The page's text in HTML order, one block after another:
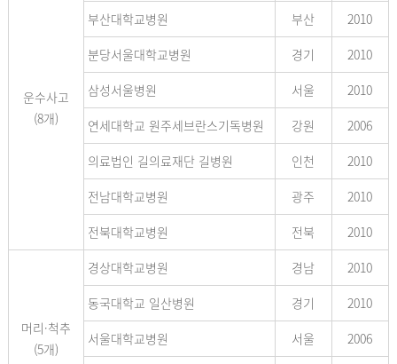
운수사고
(8개)
부산대학교병원
부산
2010
분당서울대학교병원
경기
2010
삼성서울병원
서울
2010
연세대학교 원주세브란스기독병원
강원
2006
의료법인 길의료재단 길병원
인천
2010
전남대학교병원
광주
2010
전북대학교병원
전북 2010
머리·척추
(5개)
경상대학교병원 경남
2010
동국대학교 일산병원
경기
2010
서울대학교병원
서울
2006